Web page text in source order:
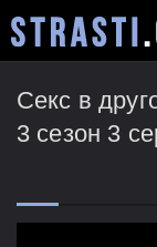
Секс в
3 сезон 3